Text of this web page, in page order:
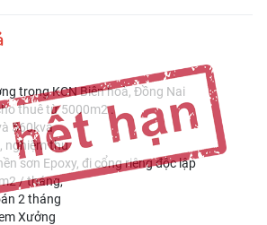
trong KCN Biên hoà, Đồng Nai
thuê từ 5000m2 .
560kva
nghiệm thu
sơn Epoxy, đi cổng riêng độc lập
/ tháng,
2 tháng
Xưởng